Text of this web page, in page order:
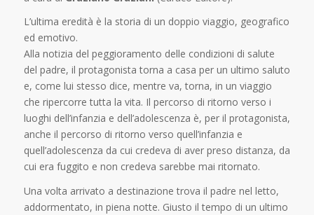
L’ultima eredità è la storia di un doppio viaggio, geografico
ed emotivo.
Alla notizia del peggioramento delle condizioni di salute
del padre, il protagonista torna a casa per un ultimo saluto
e, come lui stesso dice, mentre va, torna, in un viaggio
che ripercorre tutta la vita. Il percorso di ritorno verso i
luoghi dell’infanzia e dell’adolescenza è, per il protagonista,
anche il percorso di ritorno verso quell’infanzia e
quell’adolescenza da cui credeva di aver preso distanza, da
cui era fuggito e non credeva sarebbe mai ritornato.
Una volta arrivato a destinazione trova il padre nel letto,
addormentato, in piena notte. Giusto il tempo di un ultimo